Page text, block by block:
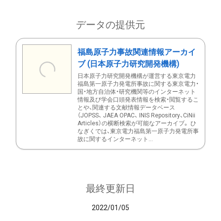
データの提供元
福島原子力事故関連情報アーカイ
ブ (日本原子力研究開発機構)
日本原子力研究開発機構が運営する東京電力
福島第一原子力発電所事故に関する東京電力・
国・地方自治体・研究機関等のインターネット
情報及び学会口頭発表情報を検索・閲覧するこ
とや、関連する文献情報データベース
（JOPSS、 JAEA OPAC、 INIS Repository、CiNii
Articles）の横断検索が可能なアーカイブ。 ひ
なぎくでは、東京電力福島第一原子力発電所事
故に関するインターネット...
最終更新日
2022/01/05